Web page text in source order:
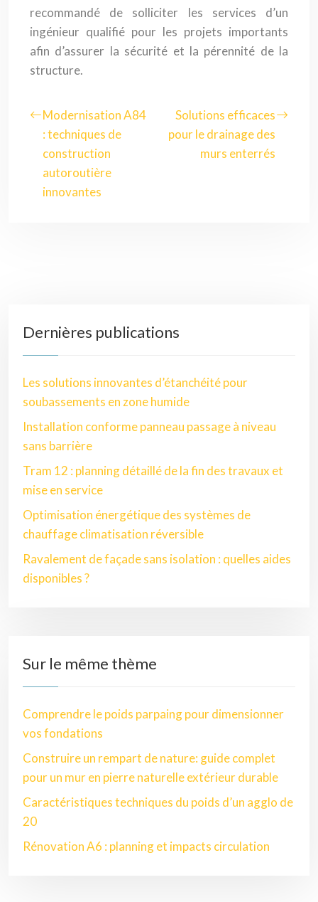
recommandé de solliciter les services d’un
ingénieur qualifié pour les projets importants
afin d’assurer la sécurité et la pérennité de la
structure.
Modernisation A84
: techniques de
construction
autoroutière
innovantes
Solutions efficaces
pour le drainage des
murs enterrés
Dernières publications
Les solutions innovantes d’étanchéité pour
soubassements en zone humide
Installation conforme panneau passage à niveau
sans barrière
Tram 12 : planning détaillé de la fin des travaux et
mise en service
Optimisation énergétique des systèmes de
chauffage climatisation réversible
Ravalement de façade sans isolation : quelles aides
disponibles ?
Sur le même thème
Comprendre le poids parpaing pour dimensionner
vos fondations
Construire un rempart de nature: guide complet
pour un mur en pierre naturelle extérieur durable
Caractéristiques techniques du poids d’un agglo de
20
Rénovation A6 : planning et impacts circulation